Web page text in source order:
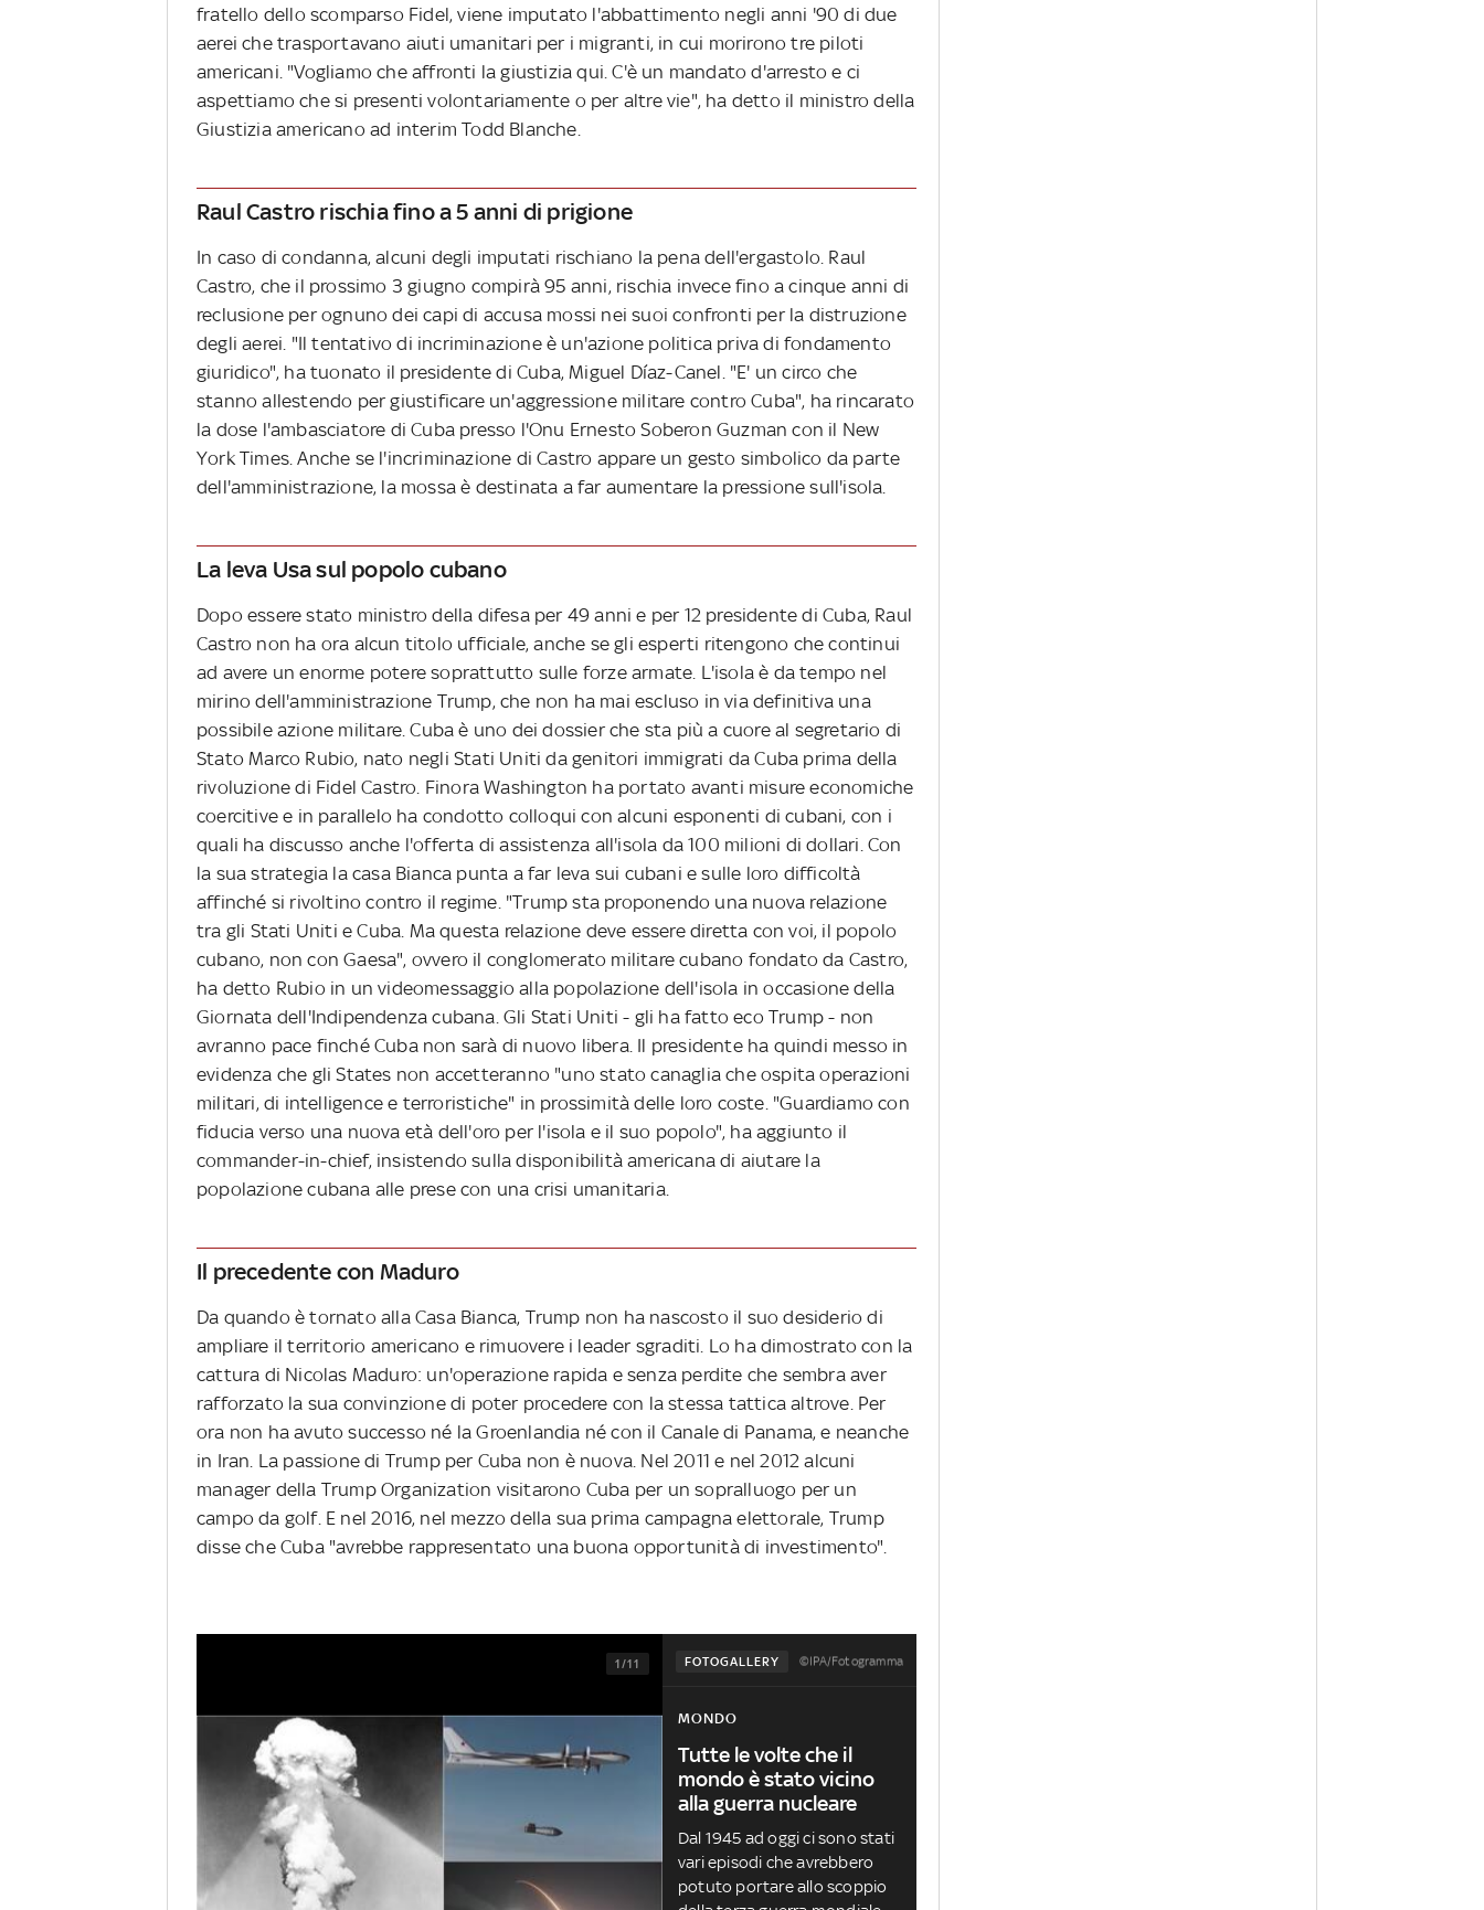
fratello dello scomparso Fidel, viene imputato l'abbattimento negli anni '90 di due
aerei che trasportavano aiuti umanitari per i migranti, in cui morirono tre piloti
americani. "Vogliamo che affronti la giustizia qui. C'è un mandato d'arresto e ci
aspettiamo che si presenti volontariamente o per altre vie", ha detto il ministro della
Giustizia americano ad interim Todd Blanche.
Raul Castro rischia fino a 5 anni di prigione
In caso di condanna, alcuni degli imputati rischiano la pena dell'ergastolo. Raul
Castro, che il prossimo 3 giugno compirà 95 anni, rischia invece fino a cinque anni di
reclusione per ognuno dei capi di accusa mossi nei suoi confronti per la distruzione
degli aerei. "Il tentativo di incriminazione è un'azione politica priva di fondamento
giuridico", ha tuonato il presidente di Cuba, Miguel Díaz-Canel. "E' un circo che
stanno allestendo per giustificare un'aggressione militare contro Cuba", ha rincarato
la dose l'ambasciatore di Cuba presso l'Onu Ernesto Soberon Guzman con il New
York Times. Anche se l'incriminazione di Castro appare un gesto simbolico da parte
dell'amministrazione, la mossa è destinata a far aumentare la pressione sull'isola.
La leva Usa sul popolo cubano
Dopo essere stato ministro della difesa per 49 anni e per 12 presidente di Cuba, Raul
Castro non ha ora alcun titolo ufficiale, anche se gli esperti ritengono che continui
ad avere un enorme potere soprattutto sulle forze armate. L'isola è da tempo nel
mirino dell'amministrazione Trump, che non ha mai escluso in via definitiva una
possibile azione militare. Cuba è uno dei dossier che sta più a cuore al segretario di
Stato Marco Rubio, nato negli Stati Uniti da genitori immigrati da Cuba prima della
rivoluzione di Fidel Castro. Finora Washington ha portato avanti misure economiche
coercitive e in parallelo ha condotto colloqui con alcuni esponenti di cubani, con i
quali ha discusso anche l'offerta di assistenza all'isola da 100 milioni di dollari. Con
la sua strategia la casa Bianca punta a far leva sui cubani e sulle loro difficoltà
affinché si rivoltino contro il regime. "Trump sta proponendo una nuova relazione
tra gli Stati Uniti e Cuba. Ma questa relazione deve essere diretta con voi, il popolo
cubano, non con Gaesa", ovvero il conglomerato militare cubano fondato da Castro,
ha detto Rubio in un videomessaggio alla popolazione dell'isola in occasione della
Giornata dell'Indipendenza cubana. Gli Stati Uniti - gli ha fatto eco Trump - non
avranno pace finché Cuba non sarà di nuovo libera. Il presidente ha quindi messo in
evidenza che gli States non accetteranno "uno stato canaglia che ospita operazioni
militari, di intelligence e terroristiche" in prossimità delle loro coste. "Guardiamo con
fiducia verso una nuova età dell'oro per l'isola e il suo popolo", ha aggiunto il
commander-in-chief, insistendo sulla disponibilità americana di aiutare la
popolazione cubana alle prese con una crisi umanitaria.
Il precedente con Maduro
Da quando è tornato alla Casa Bianca, Trump non ha nascosto il suo desiderio di
ampliare il territorio americano e rimuovere i leader sgraditi. Lo ha dimostrato con la
cattura di Nicolas Maduro: un'operazione rapida e senza perdite che sembra aver
rafforzato la sua convinzione di poter procedere con la stessa tattica altrove. Per
ora non ha avuto successo né la Groenlandia né con il Canale di Panama, e neanche
in Iran. La passione di Trump per Cuba non è nuova. Nel 2011 e nel 2012 alcuni
manager della Trump Organization visitarono Cuba per un sopralluogo per un
campo da golf. E nel 2016, nel mezzo della sua prima campagna elettorale, Trump
disse che Cuba "avrebbe rappresentato una buona opportunità di investimento".
FOTOGALLERY ©IPA/Fotogramma
1/11
MONDO
Tutte le volte che il
mondo è stato vicino
alla guerra nucleare
Dal 1945 ad oggi ci sono stati
vari episodi che avrebbero
potuto portare allo scoppio